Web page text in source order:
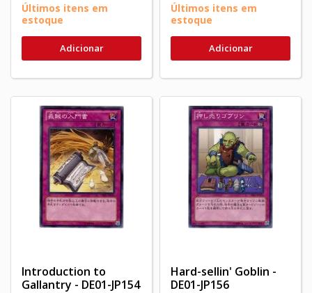
Últimos itens em
estoque
Adicionar
Últimos itens em
estoque
Adicionar
Introduction to
Gallantry - DE01-JP154
Hard-sellin' Goblin -
DE01-JP156